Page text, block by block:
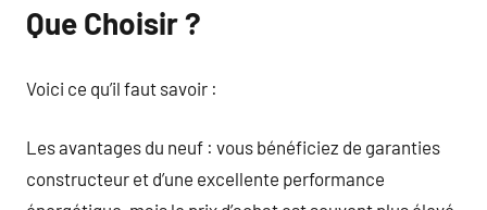
Que Choisir ?
Voici ce qu’il faut savoir :
Les avantages du neuf : vous bénéficiez de garanties
constructeur et d’une excellente performance